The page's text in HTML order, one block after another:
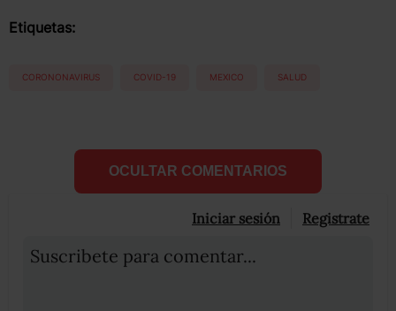
Etiquetas:
CORONONAVIRUS COVID-19 MEXICO SALUD
OCULTAR COMENTARIOS
Iniciar sesión Registrate
Suscribete para comentar...